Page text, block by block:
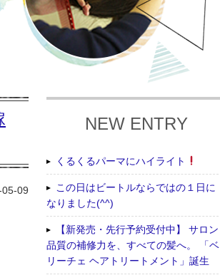
09
NEW ENTRY
くるくるパーマにハイライト
この日はビートルならではの１日に
なりました(^^)
【新発売・先行予約受付中】 サロン
品質の補修力を、すべての髪へ。 「ベ
リーチェ ヘアトリートメント」誕生